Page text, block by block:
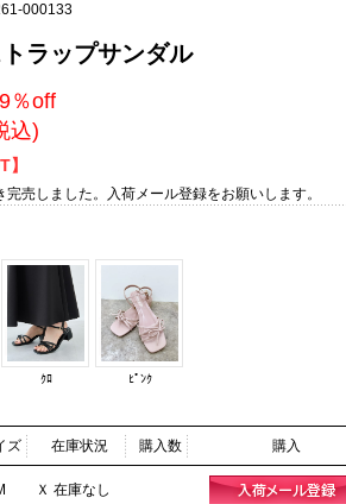
000133
ラップサンダル
％off
込)
】
売しました。 入荷メール登録をお願いします。
ｸﾛ ﾋﾟﾝｸ
ズ 在庫状況 購入数 購入
Ｘ 在庫なし